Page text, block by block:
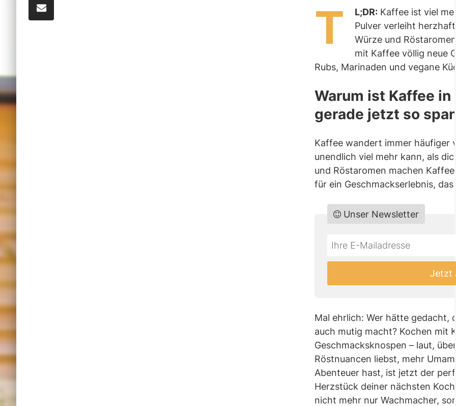
T L;DR: Kaffee ist viel
Pulver verleiht
Würze und
mit Kaffee völlig neue
Rubs, Marinaden und vegane
Warum ist Kaffee
gerade jetzt so
Kaffee wandert immer häufiger
unendlich viel mehr kann, als
und Röstaromen machen
für ein Geschmackserlebnis,
Do
this
Unser Newsletter
*Ihre
Jetzt
Mal ehrlich: Wer hätte gedacht,
auch mutig macht? Kochen mit
Geschmacksknospen – laut,
Röstnuancen liebst, mehr
Abenteuer hast, ist jetzt der
Herzstück deiner nächsten
nicht mehr nur Wachmacher,